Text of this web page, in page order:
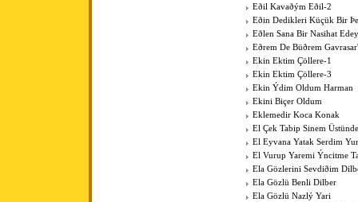
Eðil Kavaðým Eðil-2
Eðin Dedikleri Küçük Bir
Eðlen Sana Bir Nasihat
Eðrem De Büðrem
Ekin Ektim Çöllere-1
Ekin Ektim Çöllere-3
Ekin Ýdim Oldum Harman
Ekini Biçer Oldum
Eklemedir Koca Konak
El Çek Tabip Sinem
El Eyvana Yatak Serdim
El Vurup Yaremi Ýncitme
Ela Gözlerini Sevdiðim
Ela Gözlü Benli Dilber
Ela Gözlü Nazlý Yari